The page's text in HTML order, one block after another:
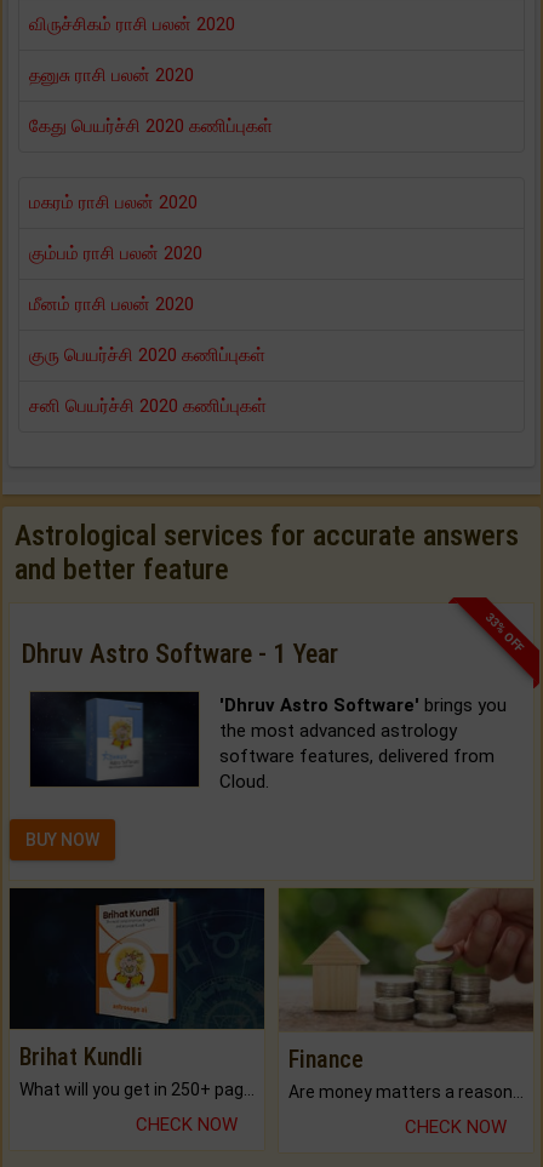
விருச்சிகம் ராசி பலன் 2020
தனுசு ராசி பலன் 2020
கேது பெயர்ச்சி 2020 கணிப்புகள்
மகரம் ராசி பலன் 2020
கும்பம் ராசி பலன் 2020
மீனம் ராசி பலன் 2020
குரு பெயர்ச்சி 2020 கணிப்புகள்
சனி பெயர்ச்சி 2020 கணிப்புகள்
Astrological services for accurate answers
and better feature
33% OFF
Dhruv Astro Software - 1 Year
'Dhruv Astro Software' brings you
the most advanced astrology
software features, delivered from
Cloud.
BUY NOW
Brihat Kundli
CHECK NOW
Finance
CHECK NOW